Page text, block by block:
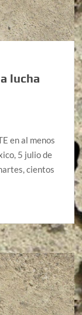
lucha
en al menos
5 julio de
cientos